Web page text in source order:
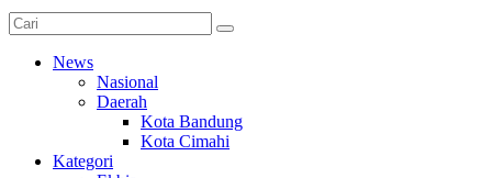
News
Nasional
Daerah
Kota Bandung
Kota Cimahi
Kategori